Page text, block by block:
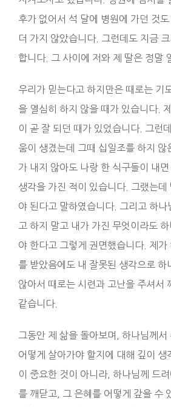
후가 없어서 석 달에 병원에 가던 것
더 가지 않았습니다. 그런데도 지금
합니다. 그 사이에 저와 제 딸은 정말
우리가 믿는다고 하지만은 때로는 기
을 열심히 하지 않을 때가 있습니다.
이 곧 잘 되던 때가 있었습니다. 그런
움이 생겼는데 그때 십일조를 하지 않
가 내지 않아도 나랑 한 식구들이 내
생각을 가진 적이 있습니다. 그랬는데
야 된다고 말하였습니다. 그리고 하나
고 하지 말고 내가 가진 무엇이라도
야 한다고 그렇게 권면했습니다. 제가
를 받았음에도 내 잘못된 생각으로 하
않아서 때로는 시련과 고난을 주셔서
같습니다.
그동안 제 삶을 돌아보며, 하나님께
어떻게 살아가야 할지에 대해 깊이 생
이 중요한 것이 아니라, 하나님께 드
를 깨닫고, 그 은혜를 어떻게 갚을 수